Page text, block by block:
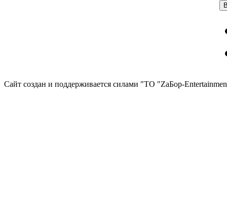
Сайт создан и поддерживается силами "ТО "ZаБор-